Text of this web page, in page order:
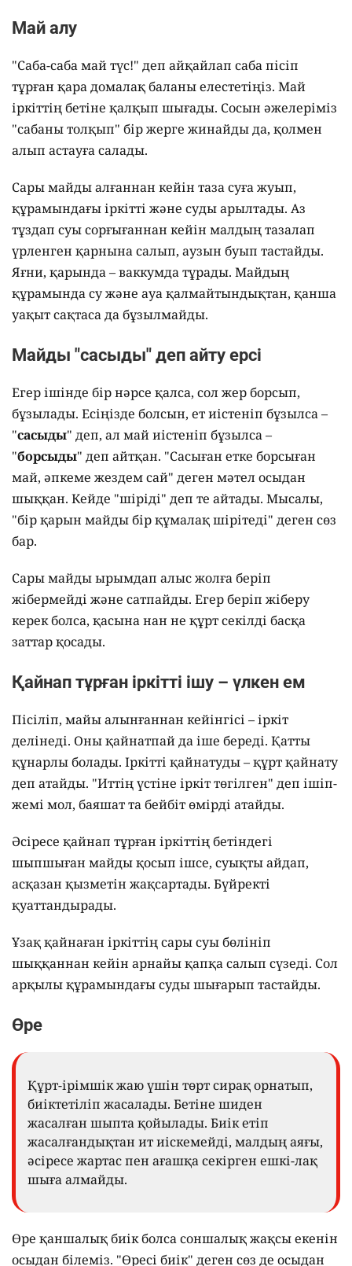
Май алу
"Саба-саба май түс!" деп айқайлап саба пісіп
тұрған қара домалақ баланы елестетіңіз. Май
іркіттің бетіне қалқып шығады. Сосын әжелеріміз
"сабаны толқып" бір жерге жинайды да, қолмен
алып астауға салады.
Сары майды алғаннан кейін таза суға жуып,
құрамындағы іркітті және суды арылтады. Аз
тұздап суы сорғығаннан кейін малдың тазалап
үрленген қарнына салып, аузын буып тастайды.
Яғни, қарында – ваккумда тұрады. Майдың
құрамында су және ауа қалмайтындықтан, қанша
уақыт сақтаса да бұзылмайды.
Майды "сасыды" деп айту ерсі
Егер ішінде бір нәрсе қалса, сол жер борсып,
бұзылады. Есіңізде болсын, ет иістеніп бұзылса –
"сасыды" деп, ал май иістеніп бұзылса –
"борсыды" деп айтқан. "Сасыған етке борсыған
май, әпкеме жездем сай" деген мәтел осыдан
шыққан. Кейде "шіріді" деп те айтады. Мысалы,
"бір қарын майды бір құмалақ шірітеді" деген сөз
бар.
Сары майды ырымдап алыс жолға беріп
жібермейді және сатпайды. Егер беріп жіберу
керек болса, қасына нан не құрт секілді басқа
заттар қосады.
Қайнап тұрған іркітті ішу – үлкен ем
Пісіліп, майы алынғаннан кейінгісі – іркіт
делінеді. Оны қайнатпай да іше береді. Қатты
құнарлы болады. Іркітті қайнатуды – құрт қайнату
деп атайды. "Иттің үстіне іркіт төгілген" деп ішіп-
жемі мол, баяшат та бейбіт өмірді атайды.
Әсіресе қайнап тұрған іркіттің бетіндегі
шыпшыған майды қосып ішсе, суықты айдап,
асқазан қызметін жақсартады. Бүйректі
қуаттандырады.
Ұзақ қайнаған іркіттің сары суы бөлініп
шыққаннан кейін арнайы қапқа салып сүзеді. Сол
арқылы құрамындағы суды шығарып тастайды.
Өре
Құрт-ірімшік жаю үшін төрт сирақ орнатып,
биіктетіліп жасалады. Бетіне шиден
жасалған шыпта қойылады. Биік етіп
жасалғандықтан ит иіскемейді, малдың аяғы,
әсіресе жартас пен ағашқа секірген ешкі-лақ
шыға алмайды.
Өре қаншалық биік болса соншалық жақсы екенін
осыдан білеміз. "Өресі биік" деген сөз де осыдан